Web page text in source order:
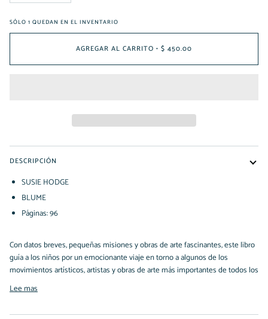
SÓLO 1 QUEDAN EN EL INVENTARIO
AGREGAR AL CARRITO • $ 450.00
DESCRIPCIÓN
SUSIE HODGE
BLUME
Páginas: 96
Con datos breves, pequeñas misiones y obras de arte fascinantes, este libro
guía a los niños por un emocionante viaje en torno a algunos de los
movimientos artísticos, artistas y obras de arte más importantes de todos los
Lee mas